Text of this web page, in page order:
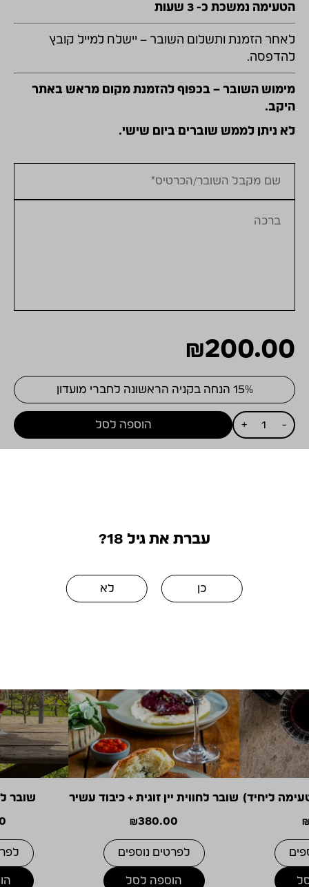
עברת את גיל 18?
כן לא
הטעימה נמשכת כ- 3 שעות
לאחר הזמנת ותשלום השובר – יישלח למייל קובץ
להדפסה.
מימוש השובר – בכפוף להזמנת מקום מראש באתר
היקב.
לא ניתן לממש שוברים ביום שישי.
₪200.00
15% הנחה בקניה הראשונה לחברי מועדון
-
כמות
של
שובר
+ הוספה לסל
ליחיד) שובר לחווית יין זוגית + כיבוד עשיר
₪380.00
לפרטים נוספים
הוספה לסל
שובר